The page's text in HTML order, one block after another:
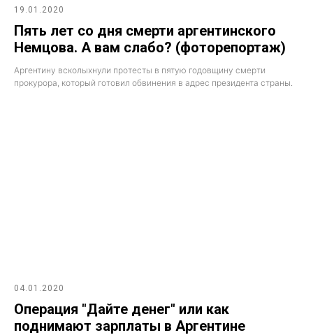
19.01.2020
Пять лет со дня смерти аргентинского
Немцова. А вам слабо? (фоторепортаж)
Аргентину всколыхнули протесты в пятую годовщину смерти
прокурора, который готовил обвинения в адрес президента страны.
04.01.2020
Операция "Дайте денег" или как
поднимают зарплаты в Аргентине